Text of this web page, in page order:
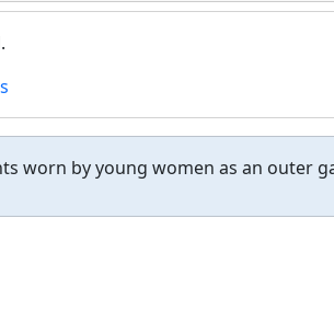
worn by young women as an outer